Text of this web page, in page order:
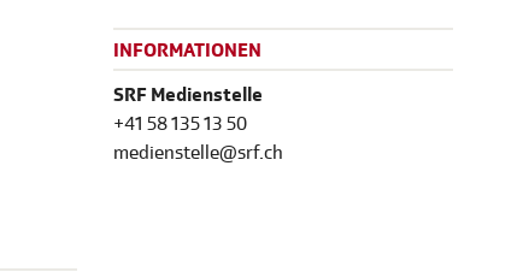
INFORMATIONEN
SRF Medienstelle
+41 58 135 13 50
medienstelle@srf.ch